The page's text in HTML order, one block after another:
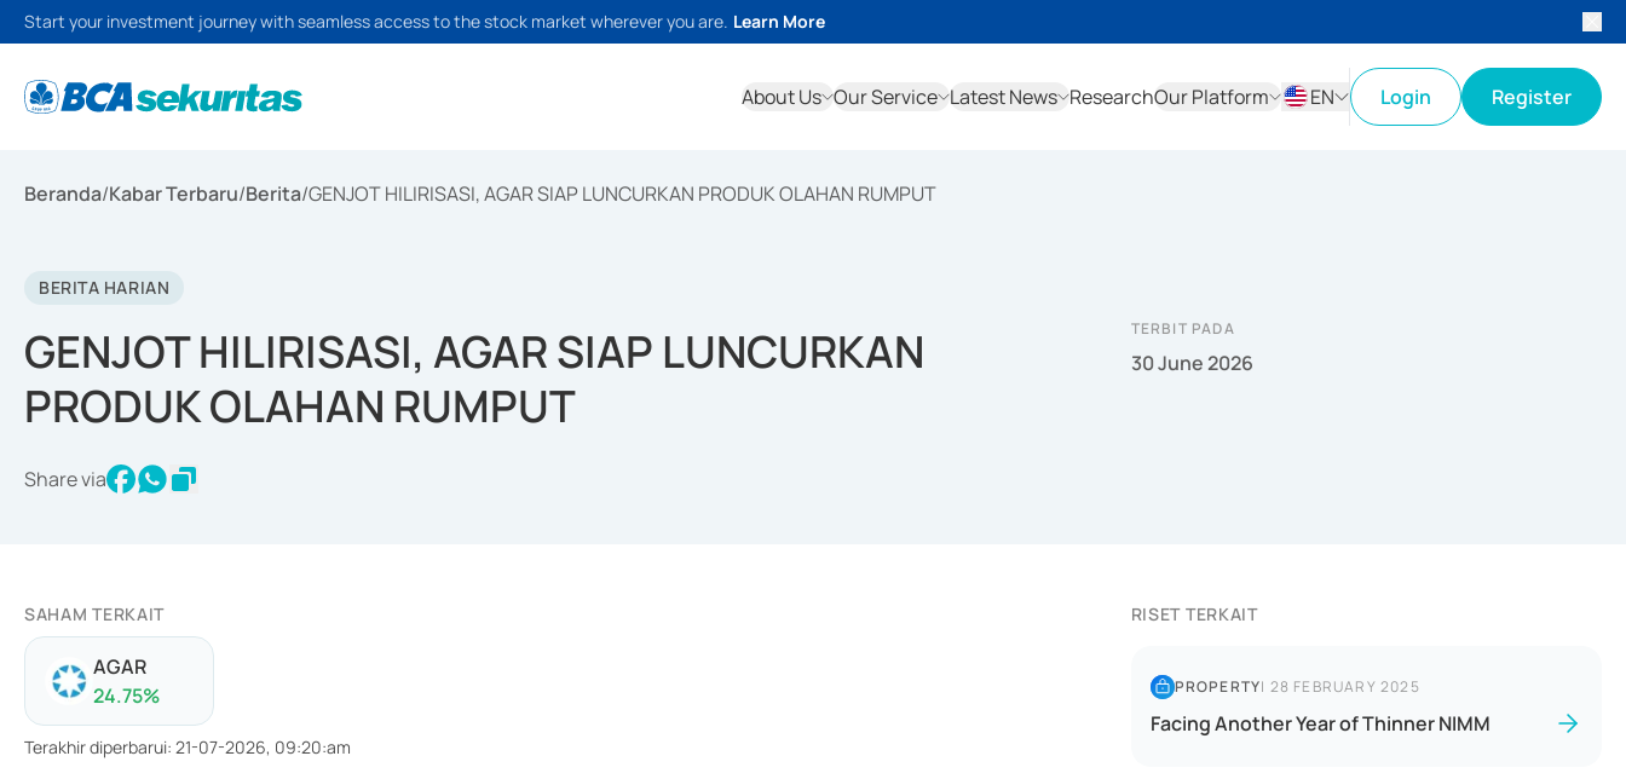
Start your investment journey with seamless access to the stock market wherever you are. Learn More
About Us Our Service Latest News ResearchOur Platform
EN
Login Register
Beranda/Kabar Terbaru/Berita/GENJOT HILIRISASI, AGAR SIAP LUNCURKAN PRODUK OLAHAN RUMPUT
BERITA HARIAN
GENJOT HILIRISASI, AGAR SIAP LUNCURKAN
PRODUK OLAHAN RUMPUT
Share via
TERBIT PADA
30 June 2026
SAHAM TERKAIT
AGAR
24.75%
Terakhir diperbarui: 21-07-2026, 09:20:am
RISET TERKAIT
PROPERTY| 28 FEBRUARY 2025
Facing Another Year of Thinner NIMM